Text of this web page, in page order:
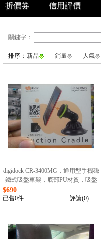
折價券 信用評價
關鍵字：
排序： 新品 銷量 人氣
digidock CR-3400MG，通用型手機磁
鐵式吸盤車架，底部PU材質，吸盤
加黏
$690
已售0件 評論(0)